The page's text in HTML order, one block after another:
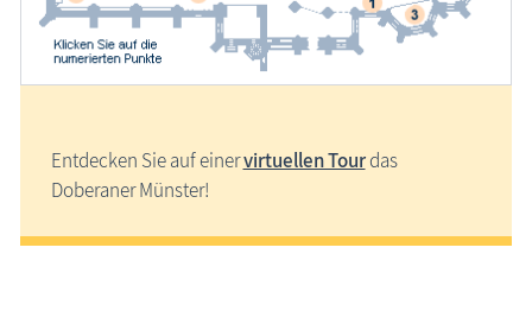
Entdecken Sie auf einervirtuellen Tourdas
Doberaner Münster!